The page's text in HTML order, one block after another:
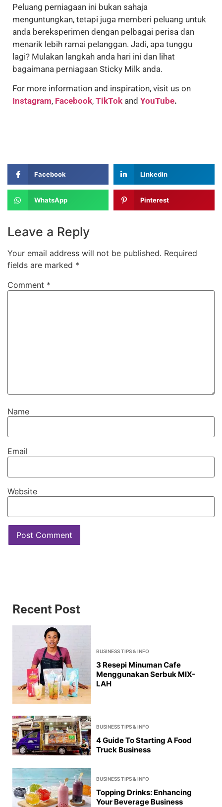
Peluang perniagaan ini bukan sahaja
menguntungkan, tetapi juga memberi peluang untuk
anda bereksperimen dengan pelbagai perisa dan
menarik lebih ramai pelanggan. Jadi, apa tunggu
lagi? Mulakan langkah anda hari ini dan lihat
bagaimana perniagaan Sticky Milk anda.
For more information and inspiration, visit us on
Instagram, Facebook, TikTok and YouTube.
Facebook Linkedin
WhatsApp Pinterest
Leave a Reply
Your email address will not be published. Required
fields are marked *
Comment *
Name
Email
Website
Recent Post
BUSINESS TIPS & INFO
3 Resepi Minuman Cafe
Menggunakan Serbuk MIX-
LAH
BUSINESS TIPS & INFO
4 Guide To Starting A Food
Truck Business
BUSINESS TIPS & INFO
Topping Drinks: Enhancing
Your Beverage Business